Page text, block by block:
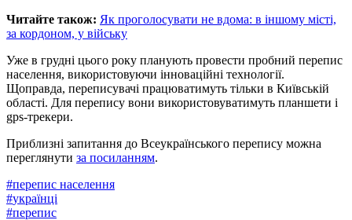
Читайте також: Як проголосувати не вдома: в іншому місті,
за кордоном, у війську
Уже в грудні цього року планують провести пробний перепис
населення, використовуючи інноваційні технології.
Щоправда, переписувачі працюватимуть тільки в Київській
області. Для перепису вони використовуватимуть планшети і
gps-трекери.
Приблизні запитання до Всеукраїнського перепису можна
переглянути за посиланням.
#перепис населення
#українці
#перепис